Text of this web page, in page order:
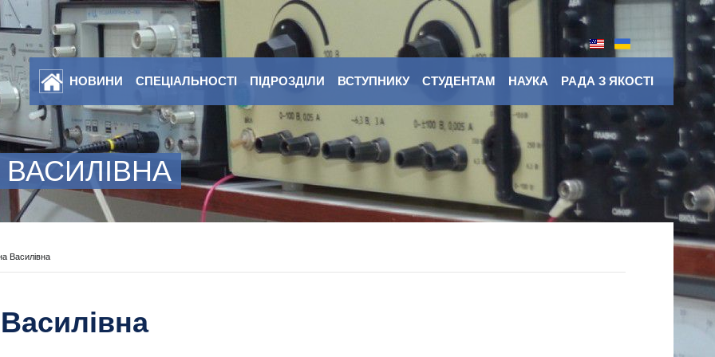
НОВИНИ СПЕЦІАЛЬНОСТІ ПІДРОЗДІЛИ ВСТУПНИКУ СТУДЕНТАМ НАУКА РАДА З ЯКОСТІ
Василівна